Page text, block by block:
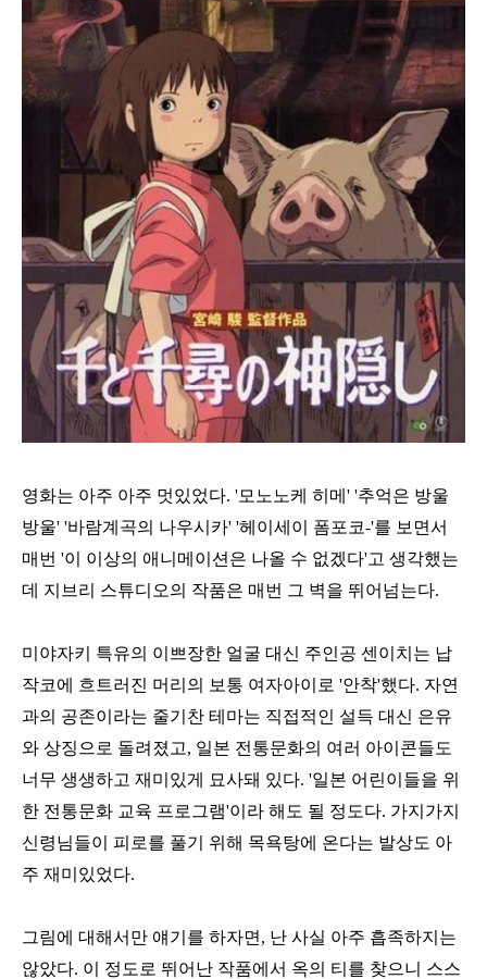
영화는 아주 아주 멋있었다. '모노노케 히메' '추억은 방울
방울' '바람계곡의 나우시카' '헤이세이 폼포코-'를 보면서
매번 '이 이상의 애니메이션은 나올 수 없겠다'고 생각했는
데 지브리 스튜디오의 작품은 매번 그 벽을 뛰어넘는다.
미야자키 특유의 이쁘장한 얼굴 대신 주인공 센이치는 납
작코에 흐트러진 머리의 보통 여자아이로 '안착'했다. 자연
과의 공존이라는 줄기찬 테마는 직접적인 설득 대신 은유
와 상징으로 돌려졌고, 일본 전통문화의 여러 아이콘들도
너무 생생하고 재미있게 묘사돼 있다. '일본 어린이들을 위
한 전통문화 교육 프로그램'이라 해도 될 정도다. 가지가지
신령님들이 피로를 풀기 위해 목욕탕에 온다는 발상도 아
주 재미있었다.
그림에 대해서만 얘기를 하자면, 난 사실 아주 흡족하지는
않았다. 이 정도로 뛰어난 작품에서 옥의 티를 찾으니 스스